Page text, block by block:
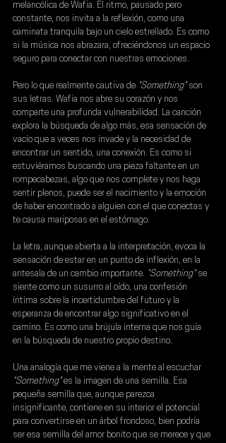
melancólica de Wafia. El ritmo, pausado pero
constante, nos invita a la reflexión, como una
caminata tranquila bajo un cielo estrellado. Es como
si la música nos abrazara, ofreciéndonos un espacio
seguro para conectar con nuestras emociones.
Pero lo que realmente cautiva de "Something" son
sus letras. Wafia nos abre su corazón y nos
comparte una profunda vulnerabilidad. La canción
explora la búsqueda de algo más, esa sensación de
vacío que a veces nos invade y la necesidad de
encontrar un sentido, una conexión. Es como si
estuviéramos buscando una pieza faltante en un
rompecabezas, algo que nos complete y nos haga
sentir plenos, puede ser el nacimiento y la emoción
de haber encontrado a alguien con el que conectas y
te causa mariposas en el estómago.
La letra, aunque abierta a la interpretación, evoca la
sensación de estar en un punto de inflexión, en la
antesala de un cambio importante. "Something" se
siente como un susurro al oído, una confesión
íntima sobre la incertidumbre del futuro y la
esperanza de encontrar algo significativo en el
camino. Es como una brújula interna que nos guía
en la búsqueda de nuestro propio destino.
Una analogía que me viene a la mente al escuchar
"Something" es la imagen de una semilla. Esa
pequeña semilla que, aunque parezca
insignificante, contiene en su interior el potencial
para convertirse en un árbol frondoso, bien podría
ser esa semilla del amor bonito que se merece y que